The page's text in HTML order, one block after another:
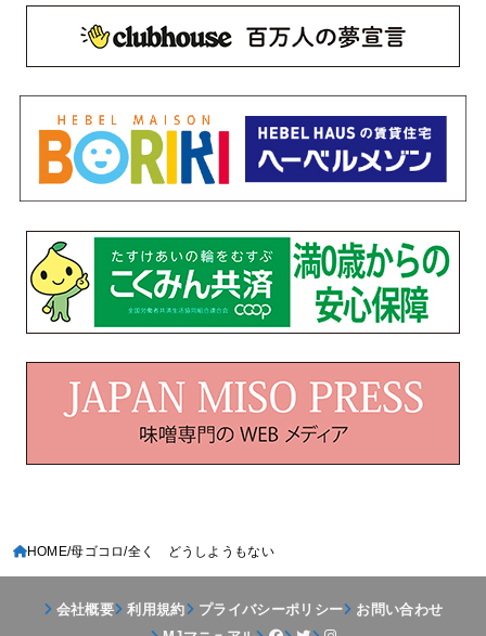
HOME 母ゴコロ 全く どうしようもない
会社概要 利用規約 プライバシーポリシー
お問い合わせ